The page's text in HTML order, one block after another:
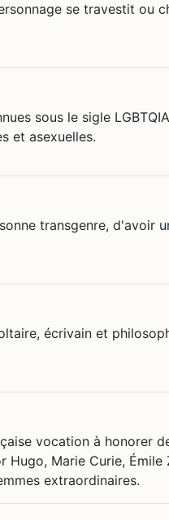
se travestit ou
sous le sigle
et asexuelles.
transgenre, d'avoir
écrivain et
vocation à honorer
Marie Curie,
extraordinaires.